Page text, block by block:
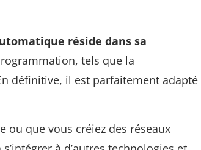
réside dans sa
tels que la
définitive, il est parfaitement adapté
ou que vous créiez des réseaux